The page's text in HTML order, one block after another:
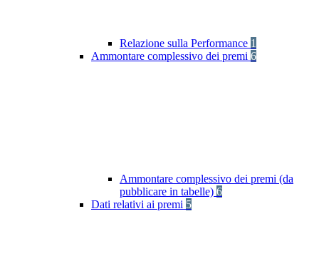
Relazione sulla Performance 1
Ammontare complessivo dei premi 6
Ammontare complessivo dei premi (da
pubblicare in tabelle) 6
Dati relativi ai premi 5